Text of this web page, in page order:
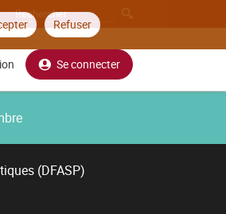
Refuser
Se connecter
(DFASP)